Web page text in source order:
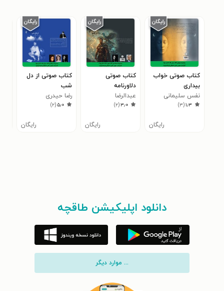
کتاب صوتی خواب
بیداری
نفس سلیمانی
۱٫۳(۳)
رایگان
کتاب صوتی
دلاورنامه
عبدالرضا
ناصرمقدسی
۳٫۰(۲)
رایگان
کتاب صوتی از دل
شب
رضا حیدری
۵٫۰(۲)
رایگان
دانلود اپلیکیشن طاقچه
... موارد دیگر